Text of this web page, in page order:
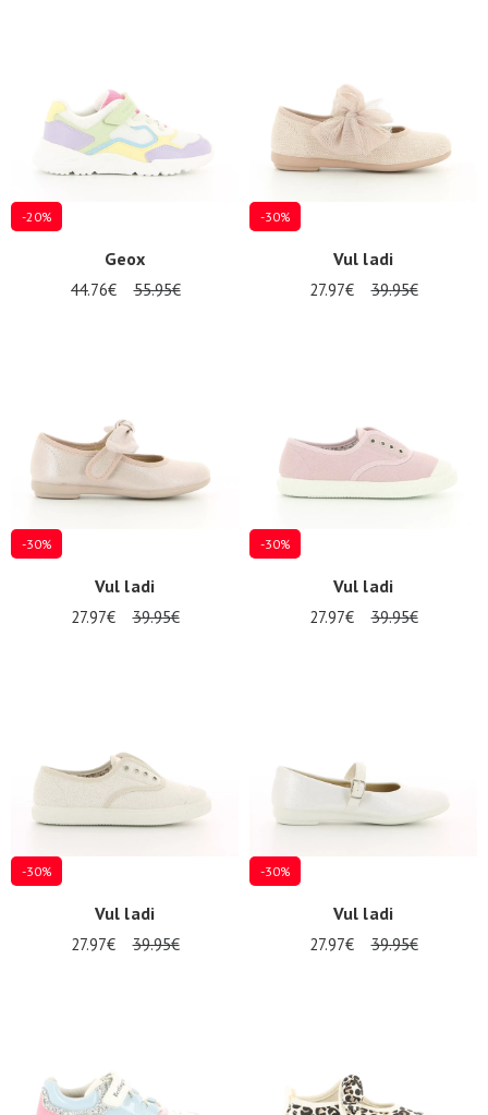
-20%
Geox
44.76€ 55.95€
-30%
Vul ladi
27.97€ 39.95€
-30%
Vul ladi
27.97€ 39.95€
-30%
Vul ladi
27.97€ 39.95€
-30%
Vul ladi
27.97€ 39.95€
-30%
Vul ladi
27.97€ 39.95€